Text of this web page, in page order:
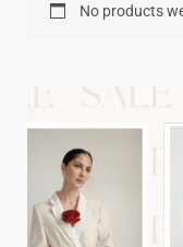
No products